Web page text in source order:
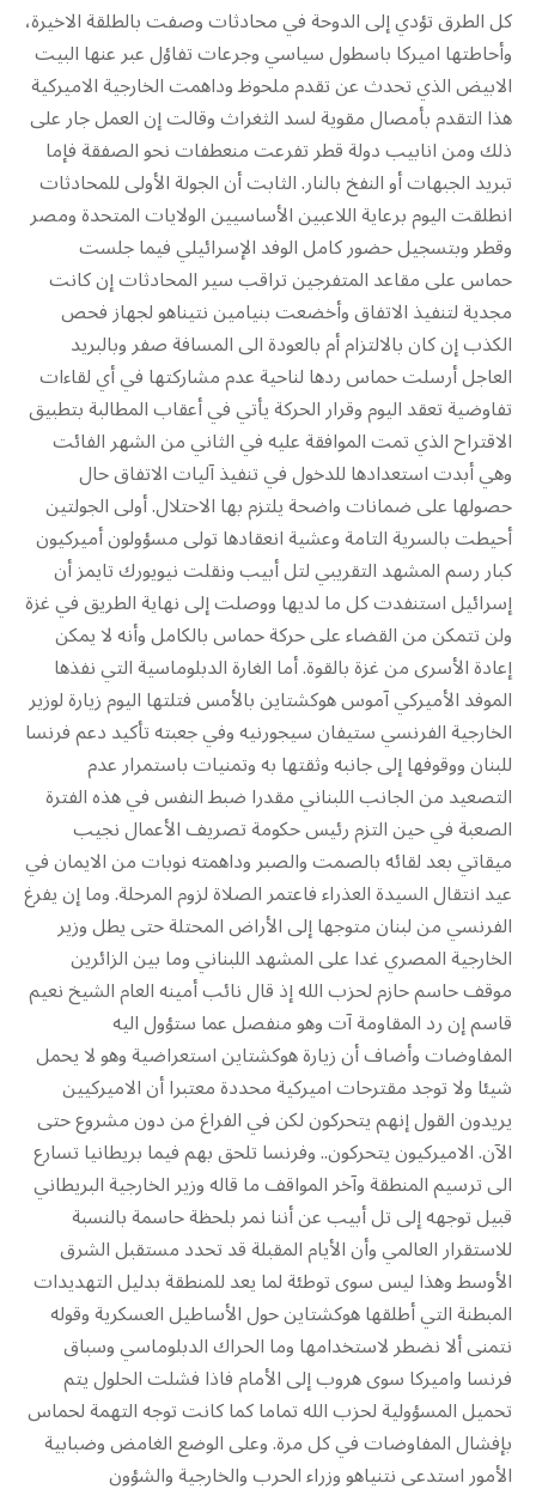
كل الطرق تؤدي إلى الدوحة في محادثات وصفت بالطلقة الاخيرة،
وأحاطتها اميركا باسطول سياسي وجرعات تفاؤل عبر عنها البيت
الابيض الذي تحدث عن تقدم ملحوظ وداهمت الخارجية الاميركية
هذا التقدم بأمصال مقوية لسد الثغراث وقالت إن العمل جار على
ذلك ومن انابيب دولة قطر تفرعت منعطفات نحو الصفقة فإما
تبريد الجبهات أو النفخ بالنار. الثابت أن الجولة الأولى للمحادثات
انطلقت اليوم برعاية اللاعبين الأساسيين الولايات المتحدة ومصر
وقطر وبتسجيل حضور كامل الوفد الإسرائيلي فيما جلست
حماس على مقاعد المتفرجين تراقب سير المحادثات إن كانت
مجدية لتنفيذ الاتفاق وأخضعت بنيامين نتيناهو لجهاز فحص
الكذب إن كان بالالتزام أم بالعودة الى المسافة صفر وبالبريد
العاجل أرسلت حماس ردها لناحية عدم مشاركتها في أي لقاءات
تفاوضية تعقد اليوم وقرار الحركة يأتي في أعقاب المطالبة بتطبيق
الاقتراح الذي تمت الموافقة عليه في الثاني من الشهر الفائت
وهي أبدت استعدادها للدخول في تنفيذ آليات الاتفاق حال
حصولها على ضمانات واضحة يلتزم بها الاحتلال. أولى الجولتين
أحيطت بالسرية التامة وعشية انعقادها تولى مسؤولون أميركيون
كبار رسم المشهد التقريبي لتل أبيب ونقلت نيويورك تايمز أن
إسرائيل استنفدت كل ما لديها ووصلت إلى نهاية الطريق في غزة
ولن تتمكن من القضاء على حركة حماس بالكامل وأنه لا يمكن
إعادة الأسرى من غزة بالقوة. أما الغارة الدبلوماسية التي نفذها
الموفد الأميركي آموس هوكشتاين بالأمس فتلتها اليوم زيارة لوزير
الخارجية الفرنسي ستيفان سيجورنيه وفي جعبته تأكيد دعم فرنسا
ل‍لبنان ووقوفها إلى جانبه وثقتها به وتمنيات باستمرار عدم
التصعيد من الجانب اللبناني مقدرا ضبط النفس في هذه الفترة
الصعبة في حين التزم رئيس حكومة تصريف الأعمال نجيب
ميقاتي بعد لقائه بالصمت والصبر وداهمته نوبات من الايمان في
عيد انتقال السيدة العذراء فاعتمر الصلاة لزوم المرحلة. وما إن يفرغ
الفرنسي من لبنان متوجها إلى الأراض المحتلة حتى يطل وزير
الخارجية المصري غدا على المشهد اللبناني وما بين الزائرين
موقف حاسم حازم ل‍حزب الله إذ قال نائب أمينه العام الشيخ نعيم
قاسم إن رد المقاومة آت وهو منفصل عما ستؤول اليه
المفاوضات وأضاف أن زيارة هوكشتاين استعراضية وهو لا يحمل
شيئا ولا توجد مقترحات اميركية محددة معتبرا أن الاميركيين
يريدون القول إنهم يتحركون لكن في الفراغ من دون مشروع حتى
الآن. الاميركيون يتحركون.. وفرنسا تلحق بهم فيما بريطانيا تسارع
الى ترسيم المنطقة وآخر المواقف ما قاله وزير الخارجية البريطاني
قبيل توجهه إلى تل أبيب عن أننا نمر بلحظة حاسمة بالنسبة
للاستقرار العالمي وأن الأيام المقبلة قد تحدد مستقبل الشرق
الأوسط وهذا ليس سوى توطئة لما يعد للمنطقة بدليل التهديدات
المبطنة التي أطلقها هوكشتاين حول الأساطيل العسكرية وقوله
نتمنى ألا نضطر لاستخدامها وما الحراك الدبلوماسي وسباق
فرنسا واميركا سوى هروب إلى الأمام فاذا فشلت الحلول يتم
تحميل المسؤولية لحزب الله تماما كما كانت توجه التهمة لحماس
بإفشال المفاوضات في كل مرة. وعلى الوضع الغامض وضبابية
الأمور استدعى نتنياهو وزراء الحرب والخارجية والشؤون